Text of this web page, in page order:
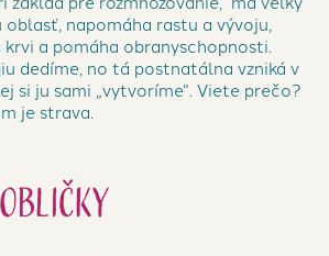
oblasť, napomáha rastu a vývoju,
a pomáha obranyschopnosti.
dedíme, no tá postnatálna vzniká v
si ju sami „vytvoríme“. Viete prečo?
je strava.